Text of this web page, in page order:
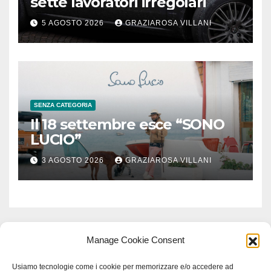
Manage Cookie Consent
Usiamo tecnologie come i cookie per memorizzare e/o accedere ad
5 AGOSTO 2026 GRAZIAROSA VILLANI
SENZA CATEGORIA
Il 18 settembre esce “SONO
LUCIO”
3 AGOSTO 2026 GRAZIAROSA VILLANI